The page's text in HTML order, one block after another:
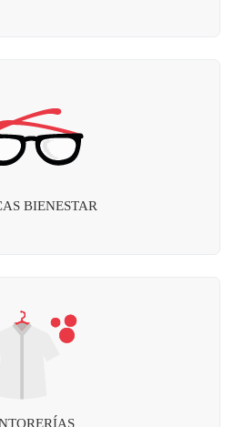
BIENESTAR